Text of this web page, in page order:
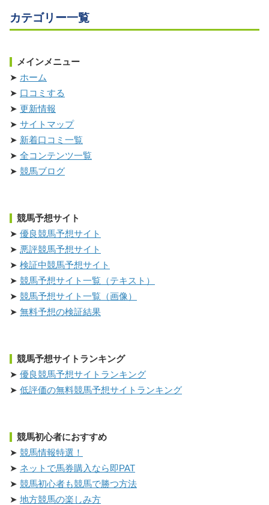
カテゴリー一覧
メインメニュー
ホーム
口コミする
更新情報
サイトマップ
新着口コミ一覧
全コンテンツ一覧
競馬ブログ
競馬予想サイト
優良競馬予想サイト
悪評競馬予想サイト
検証中競馬予想サイト
競馬予想サイト一覧（テキスト）
競馬予想サイト一覧（画像）
無料予想の検証結果
競馬予想サイトランキング
優良競馬予想サイトランキング
低評価の無料競馬予想サイトランキング
競馬初心者におすすめ
競馬情報特選！
ネットで馬券購入なら即PAT
競馬初心者も競馬で勝つ方法
地方競馬の楽しみ方